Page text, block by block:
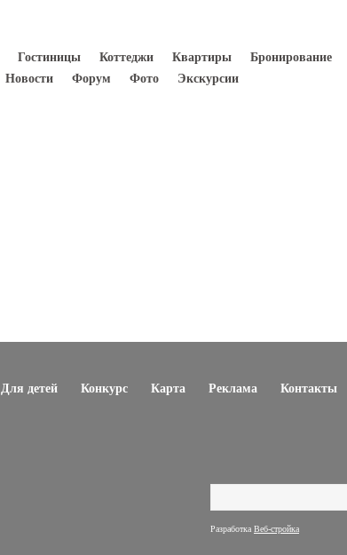
Гостиницы Коттеджи Квартиры Бронирование
Новости Форум Фото Экскурсии
Для детей Конкурс Карта Реклама Контакты
Разработка Веб-стройка
Форма поиска